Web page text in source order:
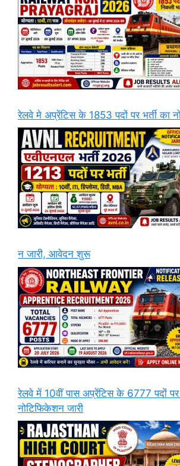
रेलवे मे अप्रेंटिस के 1853 पदों पर भर्ती का
न जारी, आवेदन शुरू
रेलवे में 10वीं पास अप्रेंटिस के 6777 पदों पर
नोटिफिकेशन जारी